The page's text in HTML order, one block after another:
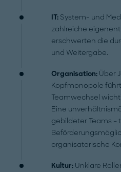
IT: System- und
zahlreiche
erschwerten die
und Weitergabe.
Organisation: Über
Kopfmonopole
Teamwechsel
Eine
gebildeter Teams –
organisatorische
Kultur: Unklare